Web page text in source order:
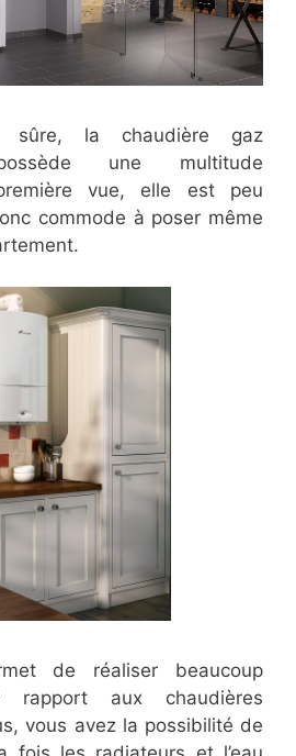
sûre, la chaudière gaz
une multitude
vue, elle est peu
commode à poser même
de réaliser beaucoup
rapport aux chaudières
vous avez la possibilité de